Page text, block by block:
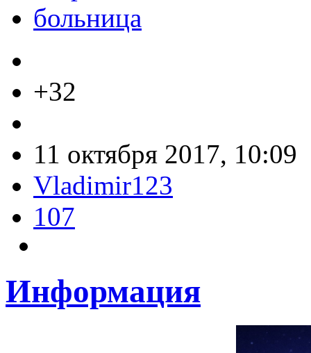
больница
+32
11 октября 2017, 10:09
Vladimir123
107
Информация